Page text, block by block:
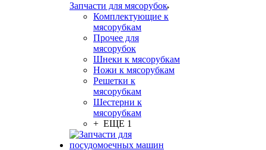
Запчасти для мясорубок
Комплектующие к
мясорубкам
Прочее для
мясорубок
Шнеки к мясорубкам
Ножи к мясорубкам
Решетки к
мясорубкам
Шестерни к
мясорубкам
+ ЕЩЕ 1